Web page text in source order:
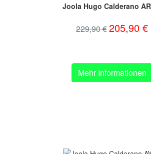
Joola Hugo Calderano
229,90 €205,90 €
Mehr Informationen